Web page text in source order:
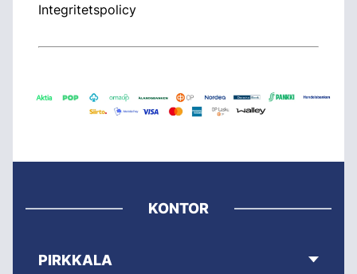
Integritetspolicy
KONTOR
PIRKKALA